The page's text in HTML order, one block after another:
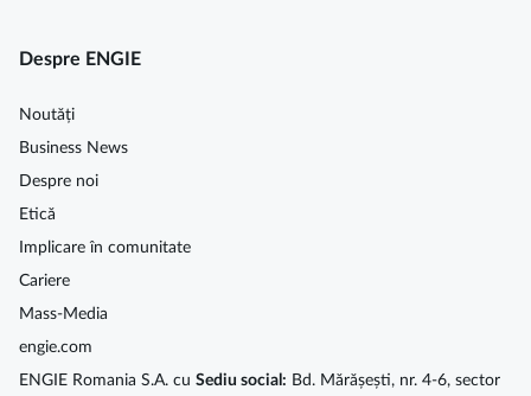
Despre ENGIE
Noutăți
Business News
Despre noi
Etică
Implicare în comunitate
Cariere
Mass-Media
engie.com
ENGIE Romania S.A. cu Sediu social: Bd. Mărășești, nr. 4-6, sector